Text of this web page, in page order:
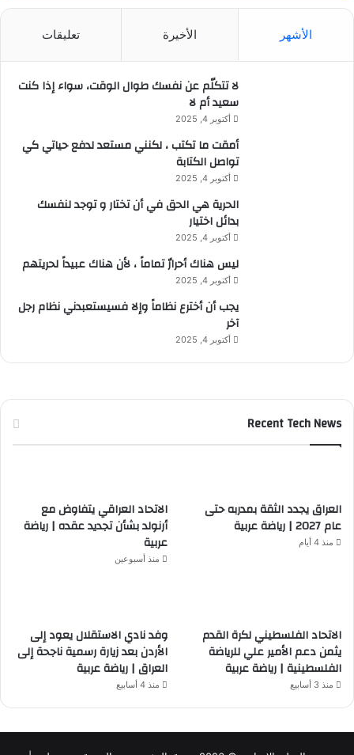
الأشهر الأخيرة تعليقات
لا تتكلّم عن نفسك طوال الوقت، سواء إذا كنت
سعيد أم لا
أكتوبر 4, 2025
أمقت ما تكتب ، لكنني مستعد لدفع حياتي كي
تواصل الكتابة
أكتوبر 4, 2025
الحرية هي الحق في أن تختار و توجد لنفسك
بدائل اختيار
أكتوبر 4, 2025
ليس هناك أحرارٌ تماماً ، لأن هناك عبيداً لحريتهم
أكتوبر 4, 2025
يجب أن أخترع نظاماً وإلا فسيستعبدني نظام رجل
آخر
أكتوبر 4, 2025
Recent Tech News
العراق يجدد الثقة بمدربه حتى
عام 2027 | رياضة عربية
منذ 4 أيام
الاتحاد العراقي يتفاوض مع
أرنولد بشأن تجديد عقده | رياضة
عربية
منذ أسبوعين
الاتحاد الفلسطيني لكرة القدم
يثمن دعم الأمير علي للرياضة
الفلسطينية | رياضة عربية
منذ 3 أسابيع
وفد نادي الاستقلال يعود إلى
الأردن بعد زيارة رسمية ناجحة إلى
العراق | رياضة عربية
منذ 4 أسابيع